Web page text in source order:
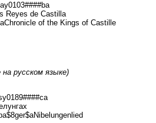
Reyes de Castilla
of the Kings of Castille
русском языке)